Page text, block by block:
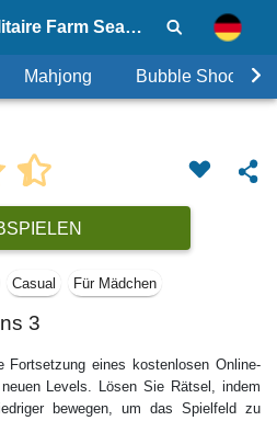
Wellgames : Solitaire Farm Seasons 3
Mahjong Bubble Shooter
Casual Für Mädchen
3
Fortsetzung eines kostenlosen Online-
Levels. Lösen Sie Rätsel, indem
bewegen, um das Spielfeld zu